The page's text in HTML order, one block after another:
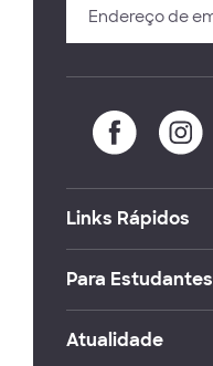
Links Rápidos
Para Estudantes
Atualidade